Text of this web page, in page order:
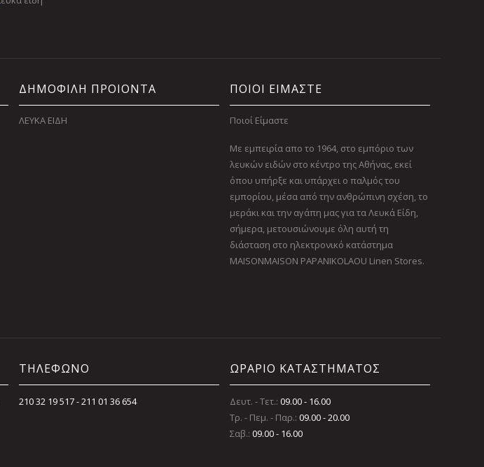
ΔΗΜΟΦΙΛΗ ΠΡΟΙΟΝΤΑ
ΛΕΥΚΑ ΕΙΔΗ
ΠΟΙΟΙ ΕΙΜΑΣΤΕ
Ποιοί Είμαστε
Με εμπειρία απο το 1964, στο εμπόριο των
λευκών ειδών στο κέντρο της Αθήνας, εκεί
όπου υπήρξε και υπάρχει ο παλμός του
εμπορίου, μέσα από την ανθρώπινη σχέση, το
μεράκι και την αγάπη μας για τα Λευκά Είδη,
σήμερα, μετουσιώνουμε όλη αυτή τη
διάσταση στο ηλεκτρονικό κατάστημα
MAISONMAISON PAPANIKOLAOU Linen Stores.
ΤΗΛΕΦΩΝΟ
210 32 19 517 - 211 01 36 654
ΩΡΑΡΙΟ ΚΑΤΑΣΤΗΜΑΤΟΣ
Δευτ. - Τετ.: 09.00 - 16.00
Τρ. - Πεμ. - Παρ.: 09.00 - 20.00
Σαβ.: 09.00 - 16.00